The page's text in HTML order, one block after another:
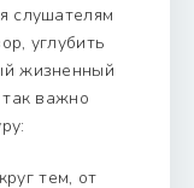
слушателям
углубить
жизненный
важно
тем, от